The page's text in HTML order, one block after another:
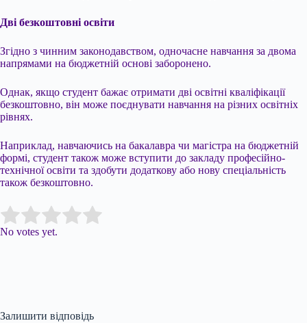
Дві безкоштовні освіти
Згідно з чинним законодавством, одночасне навчання за двома
напрямами на бюджетній основі заборонено.
Однак, якщо студент бажає отримати дві освітні кваліфікації
безкоштовно, він може поєднувати навчання на різних освітніх
рівнях.
Наприклад, навчаючись на бакалавра чи магістра на бюджетній
формі, студент також може вступити до закладу професійно-
технічної освіти та здобути додаткову або нову спеціальність
також безкоштовно.
Rate this item:
No votes yet.
Залишити відповідь